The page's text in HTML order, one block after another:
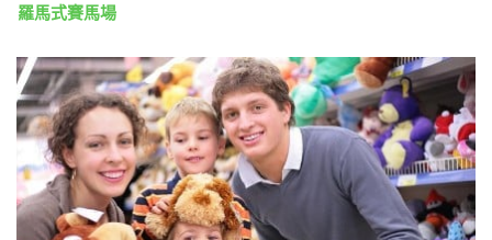
羅馬式賽馬場